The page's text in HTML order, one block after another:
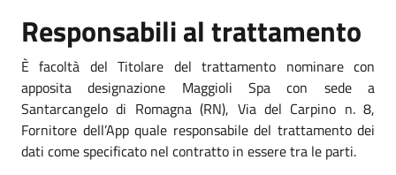
Responsabili al trattamento
È facoltà del Titolare del trattamento nominare con
apposita designazione Maggioli Spa con sede a
Santarcangelo di Romagna (RN), Via del Carpino n. 8,
Fornitore dell’App quale responsabile del trattamento dei
dati come specificato nel contratto in essere tra le parti.